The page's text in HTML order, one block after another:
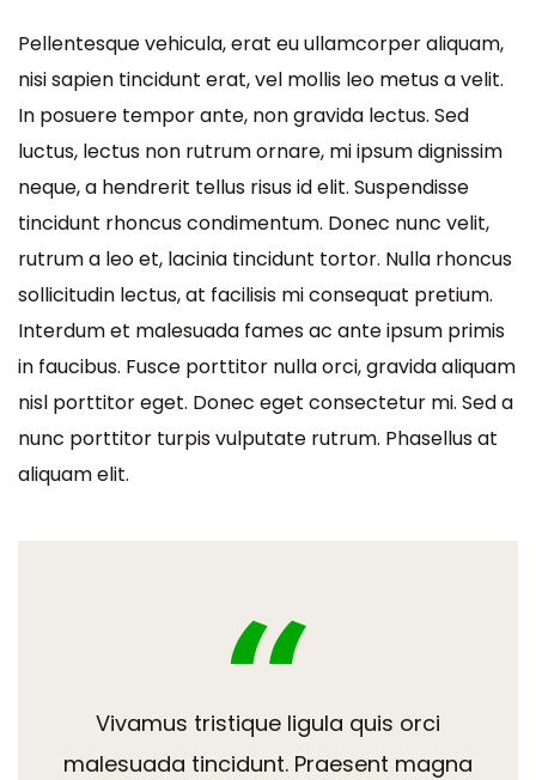
Pellentesque vehicula, erat eu ullamcorper aliquam,
nisi sapien tincidunt erat, vel mollis leo metus a velit.
In posuere tempor ante, non gravida lectus. Sed
luctus, lectus non rutrum ornare, mi ipsum dignissim
neque, a hendrerit tellus risus id elit. Suspendisse
tincidunt rhoncus condimentum. Donec nunc velit,
rutrum a leo et, lacinia tincidunt tortor. Nulla rhoncus
sollicitudin lectus, at facilisis mi consequat pretium.
Interdum et malesuada fames ac ante ipsum primis
in faucibus. Fusce porttitor nulla orci, gravida aliquam
nisl porttitor eget. Donec eget consectetur mi. Sed a
nunc porttitor turpis vulputate rutrum. Phasellus at
aliquam elit.
Vivamus tristique ligula quis orci
malesuada tincidunt. Praesent magna